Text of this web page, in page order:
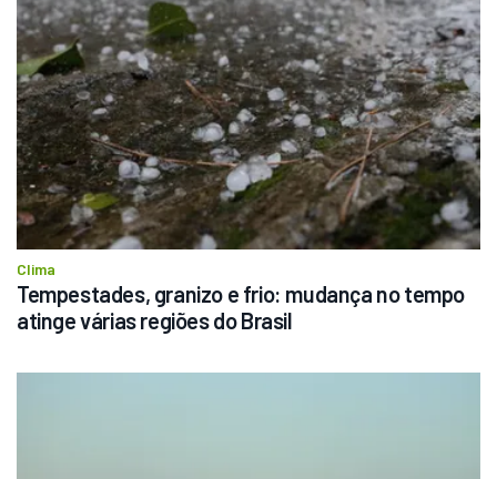
Clima
Tempestades, granizo e frio: mudança no tempo
atinge várias regiões do Brasil